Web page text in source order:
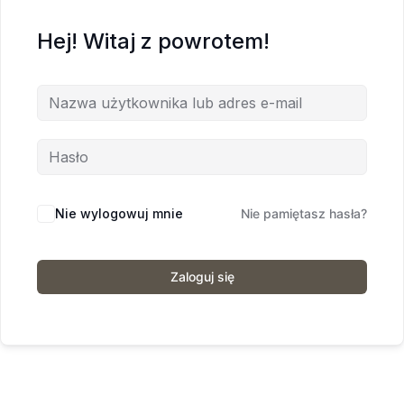
Hej! Witaj z powrotem!
Nie wylogowuj mnie Nie pamiętasz hasła?
Zaloguj się